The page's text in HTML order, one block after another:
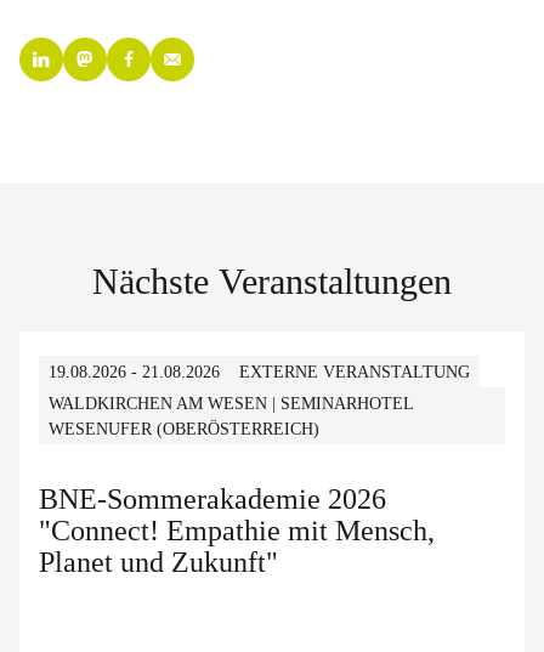
Nächste Veranstaltungen
19.08.2026 - 21.08.2026
EXTERNE VERANSTALTUNG
WALDKIRCHEN AM WESEN | SEMINARHOTEL
WESENUFER (OBERÖSTERREICH)
BNE-Sommerakademie 2026
"Connect! Empathie mit Mensch,
Planet und Zukunft"